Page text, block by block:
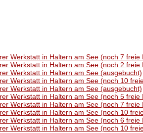
Werkstatt in Haltern am See (noch 7 freie
Werkstatt in Haltern am See (noch 2 freie
Werkstatt in Haltern am See (ausgebucht)
Werkstatt in Haltern am See (noch 10
Werkstatt in Haltern am See (ausgebucht)
Werkstatt in Haltern am See (noch 5 freie
Werkstatt in Haltern am See (noch 7 freie
Werkstatt in Haltern am See (noch 10
Werkstatt in Haltern am See (noch 6 freie
Werkstatt in Haltern am See (noch 10